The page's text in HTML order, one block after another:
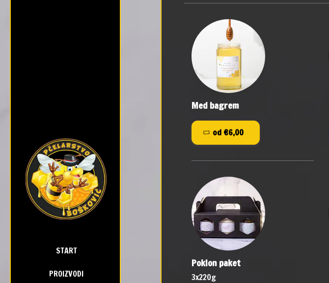
START
PROIZVODI
Med bagrem
Poklon paket
3x220g